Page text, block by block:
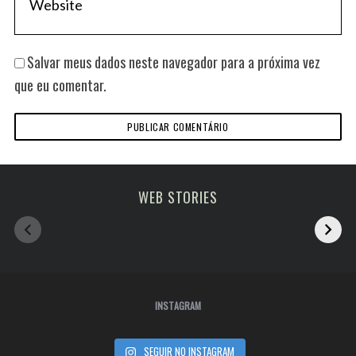
Salvar meus dados neste navegador para a próxima vez
que eu comentar.
WEB STORIES
Melhoras atrações
de Paris
viagem em fevereiro
INSTAGRAM
SEGUIR NO INSTAGRAM